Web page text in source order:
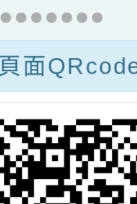
年
害
輔
理
防
就
(含正
路有
動」
參
頁面